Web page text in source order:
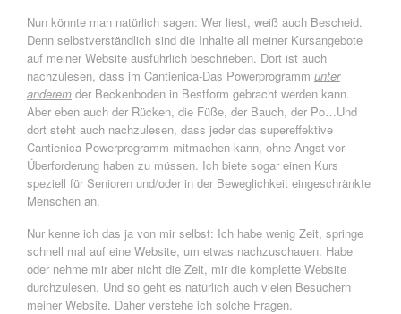
Nun könnte man natürlich sagen: Wer liest, weiß auch Bescheid.
Denn selbstverständlich sind die Inhalte all meiner Kursangebote
auf meiner Website ausführlich beschrieben. Dort ist auch
nachzulesen, dass im Cantienica-Das Powerprogramm unter
anderemder Beckenboden in Bestform gebracht werden kann.
Aber eben auch der Rücken, die Füße, der Bauch, der Po…Und
dort steht auch nachzulesen, dass jeder das supereffektive
Cantienica-Powerprogramm mitmachen kann, ohne Angst vor
Überforderung haben zu müssen. Ich biete sogar einen Kurs
speziell für Senioren und/oder in der Beweglichkeit eingeschränkte
Menschen an.
Nur kenne ich das ja von mir selbst: Ich habe wenig Zeit, springe
schnell mal auf eine Website, um etwas nachzuschauen. Habe
oder nehme mir aber nicht die Zeit, mir die komplette Website
durchzulesen. Und so geht es natürlich auch vielen Besuchern
meiner Website. Daher verstehe ich solche Fragen.